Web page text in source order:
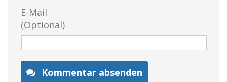
E-Mail
(Optional)
Kommentar absenden